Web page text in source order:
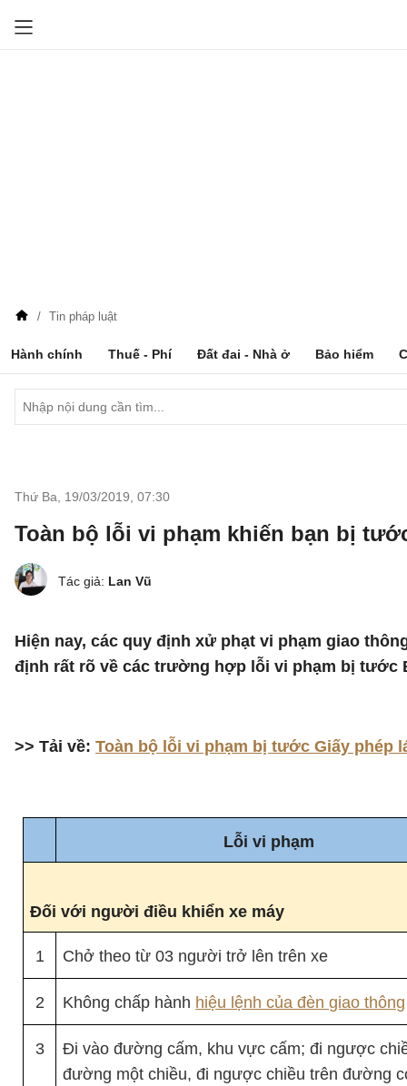
Tin pháp luật
Hành chính Thuế - Phí Đất đai - Nhà ở Bảo hiểm
Thứ Ba, 19/03/2019 07:30
Toàn bộ lỗi vi phạm khiến bạn bị
Tác giả: Lan Vũ
Hiện nay, các quy định xử phạt vi phạm giao
định rất rõ về các trường hợp lỗi vi phạm bị tước
>> Tải về: Toàn bộ lỗi vi phạm bị tước Giấy phép
Lỗi vi phạm
Đối với người điều khiển xe máy
1 Chở theo từ 03 người trở lên trên xe
2 Không chấp hành hiệu lệnh của đèn giao thông
3
Đi vào đường cấm, khu vực cấm; đi ngược
đường một chiều, đi ngược chiều trên đường